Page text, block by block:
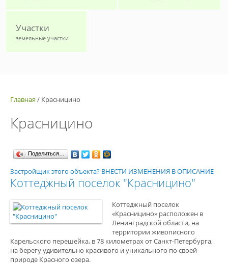
Участки
земельные участки
Главная / Красницино
Красницино
Поделиться…
Застройщик этого объекта? ВНЕСТИ ИЗМЕНЕНИЯ В ОПИСАНИЕ
Коттеджный поселок "Красницино"
Коттеджный поселок
«Красницино» расположен в
Ленинградской области, на
территории живописного
Карельского перешейка, в 78 километрах от Санкт-Петербурга,
на берегу удивительно красивого и уникального по своей
природе Красного озера.